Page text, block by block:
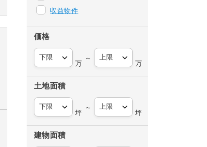
収益物件
価格
万
～
万
土地面積
坪
～
坪
建物面積